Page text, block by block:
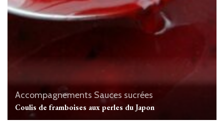
Accompagnements Sauces sucrées
Coulis de framboises aux perles du Japon